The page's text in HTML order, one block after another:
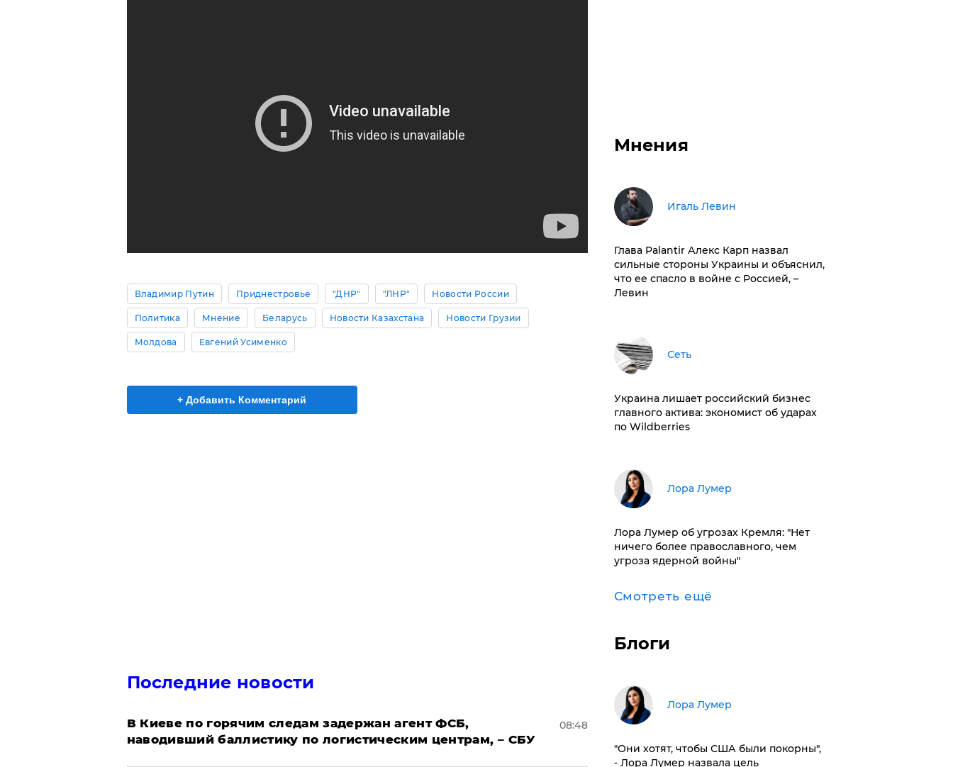
Владимир Путин Приднестровье "ДНР" "ЛНР" Новости России
Политика Мнение Беларусь Новости Казахстана Новости Грузии
Молдова Евгений Усименко
+ Добавить Комментарий
Последние новости
В Киеве по горячим следам задержан агент ФСБ,
наводивший баллистику по логистическим центрам, – СБУ
08:48
Мнения
Игаль Левин
Глава Palantir Алекс Карп назвал
сильные стороны Украины и объяснил,
что ее спасло в войне с Россией, –
Левин
Сеть
​Украина лишает российский бизнес
главного актива: экономист об ударах
по Wildberries
​Лора Лумер
Лора Лумер об угрозах Кремля: "Нет
ничего более православного, чем
угроза ядерной войны"
Смотреть ещё
Блоги
​Лора Лумер
"Они хотят, чтобы США были покорны",
- Лора Лумер назвала цель